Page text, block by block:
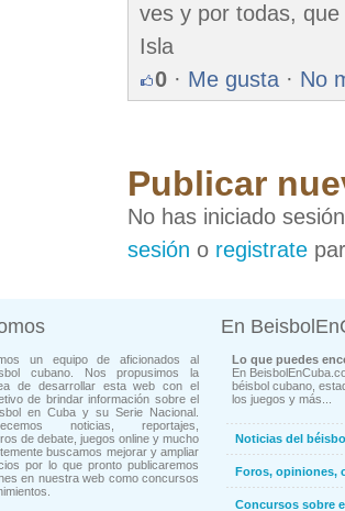
ves y por todas,
Isla
0 · Me gusta · No
Publicar
No has iniciado
sesión o registrate
un equipo de aficionados al
cubano. Nos propusimos la
de desarrollar esta web con el
de brindar información sobre el
en Cuba y su Serie Nacional.
noticias, reportajes,
de debate, juegos online y mucho
buscamos mejorar y ampliar
por lo que pronto publicaremos
en nuestra web como concursos
En
Lo que puedes
En
béisbol cubano,
los juegos y más...
Noticias del
Foros, opiniones,
Concursos sobre